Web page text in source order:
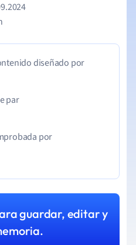
diseñado por
par
por
guardar, editar y